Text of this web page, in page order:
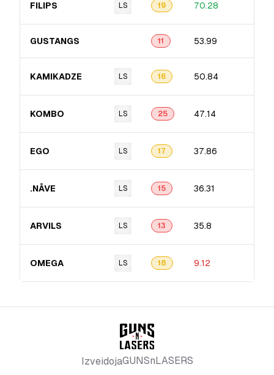
FILIPS LS 19 70.28
GUSTANGS 11 53.99
KAMIKADZE LS 16 50.84
KOMBO LS 25 47.14
EGO LS 17 37.86
.NĀVE LS 15 36.31
ARVILS LS 13 35.8
OMEGA LS 18 9.12
IzveidojaGUNSnLASERS